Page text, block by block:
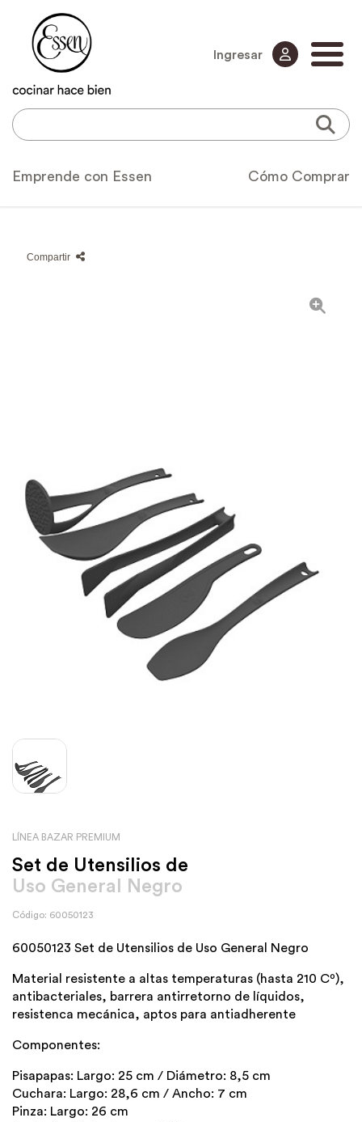
Ingresar
Emprende con Essen Cómo Comprar
Compartir
LÍNEA BAZAR PREMIUM
Set de Utensilios de
Uso General Negro
Código: 60050123
60050123 Set de Utensilios de Uso General Negro
Material resistente a altas temperaturas (hasta 210 Cº),
antibacteriales, barrera antirretorno de líquidos,
resistenca mecánica, aptos para antiadherente
Componentes:
Pisapapas: Largo: 25 cm / Diámetro: 8,5 cm
Cuchara: Largo: 28,6 cm / Ancho: 7 cm
Pinza: Largo: 26 cm